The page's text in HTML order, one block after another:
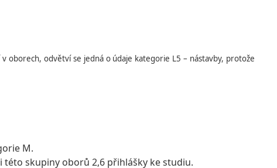
oborech, odvětví se jedná o údaje kategorie L5 – nástavby, protože
M.
skupiny oborů 2,6 přihlášky ke studiu.